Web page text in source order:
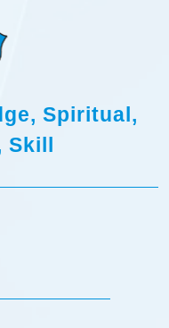
Spiritual,
Skill